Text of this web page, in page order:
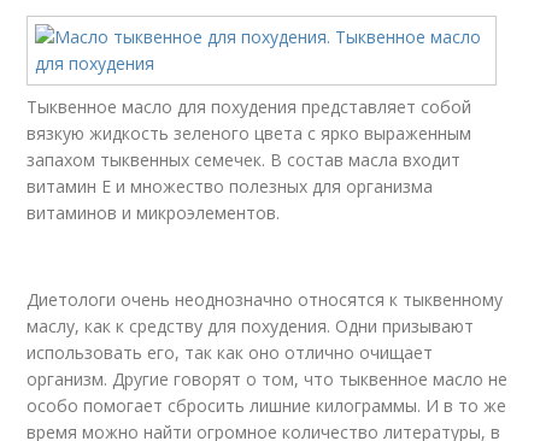
Тыквенное масло для похудения представляет собой
вязкую жидкость зеленого цвета с ярко выраженным
запахом тыквенных семечек. В состав масла входит
витамин Е и множество полезных для организма
витаминов и микроэлементов.
Диетологи очень неоднозначно относятся к тыквенному
маслу, как к средству для похудения. Одни призывают
использовать его, так как оно отлично очищает
организм. Другие говорят о том, что тыквенное масло не
особо помогает сбросить лишние килограммы. И в то же
время можно найти огромное количество литературы, в